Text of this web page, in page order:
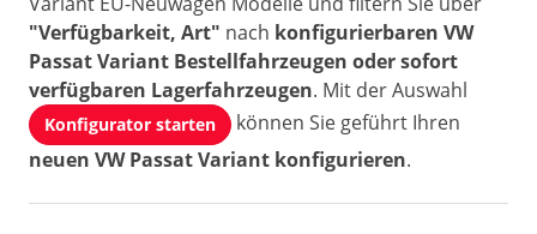
"Verfügbarkeit, Art" nach konfigurierbaren VW
Passat Variant Bestellfahrzeugen oder sofort
verfügbaren Lagerfahrzeugen. Mit der Auswahl
Konfigurator starten
können Sie geführt Ihren
neuen VW Passat Variant konfigurieren.